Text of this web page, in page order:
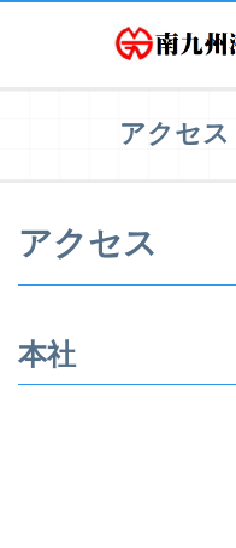
アクセ
アクセス
本社